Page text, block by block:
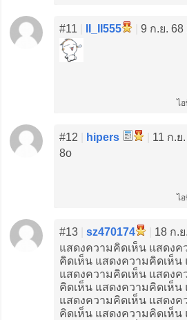
#11 II_II555 9 ก.ย. 68
ไ
#12 hipers
11 ก.ย
8o
ไ
#13 sz470174
18 ก.
แสดงความคิดเห็น แสดงค
คิดเห็น แสดงความคิดเห็น
แสดงความคิดเห็น แสดงค
คิดเห็น แสดงความคิดเห็น
แสดงความคิดเห็น แสดงค
คิดเห็น แสดงความคิดเห็น